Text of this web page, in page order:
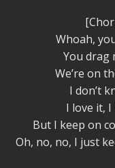
Whoah,
You drag
We’re on
I don’t
I love it, I
But I keep on
Oh, no, no, I just